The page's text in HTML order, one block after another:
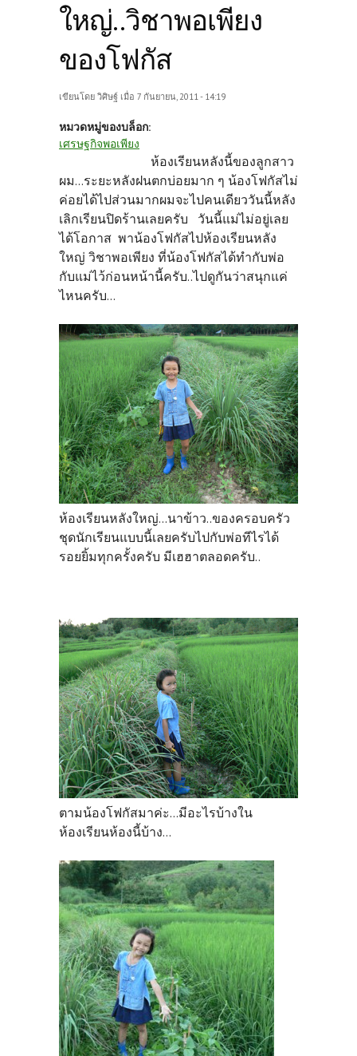
ใหญ่..วิชาพอเพียง
ของโฟกัส
เขียนโดย วิศิษฐ์ เมื่อ 7 กันยายน, 2011 - 14:19
หมวดหมู่ของบล็อก:
เศรษฐกิจพอเพียง
ห้องเรียนหลังนี้ของลูกสาว
ผม...ระยะหลังฝนตกบ่อยมาก ๆ น้องโฟกัสไม่
ค่อยได้ไปส่วนมากผมจะไปคนเดียววันนี้หลัง
เลิกเรียนปิดร้านเลยครับ วันนี้แม่ไม่อยู่เลย
ได้โอกาส พาน้องโฟกัสไปห้องเรียนหลัง
ใหญ่ วิชาพอเพียง ที่น้องโฟกัสได้ทำกับพ่อ
กับแม่ไว้ก่อนหน้านี้ครับ..ไปดูกันว่าสนุกแค่
ไหนครับ...
ห้องเรียนหลังใหญ่...นาข้าว..ของครอบครัว
ชุดนักเรียนแบบนี้เลยครับไปกับพ่อทีไรได้
รอยยิ้มทุกครั้งครับ มีเฮฮาตลอดครับ..
ตามน้องโฟกัสมาค่ะ...มีอะไรบ้างใน
ห้องเรียนห้องนี้บ้าง...